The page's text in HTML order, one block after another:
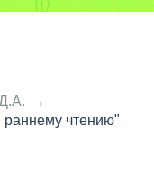
→
раннему чтению"